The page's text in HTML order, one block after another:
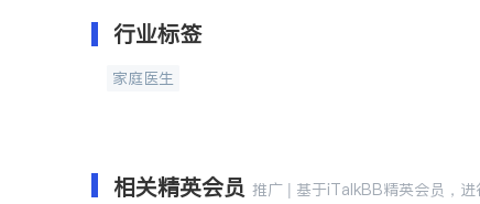
行业标签
家庭医生
相关精英会员 推广 | 基于iTalkBB精英会员，进